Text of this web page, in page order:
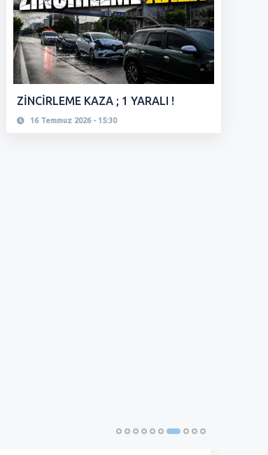
ZİNCİRLEME KAZA ; 1 YARALI !
16 Temmuz 2026 - 15:30